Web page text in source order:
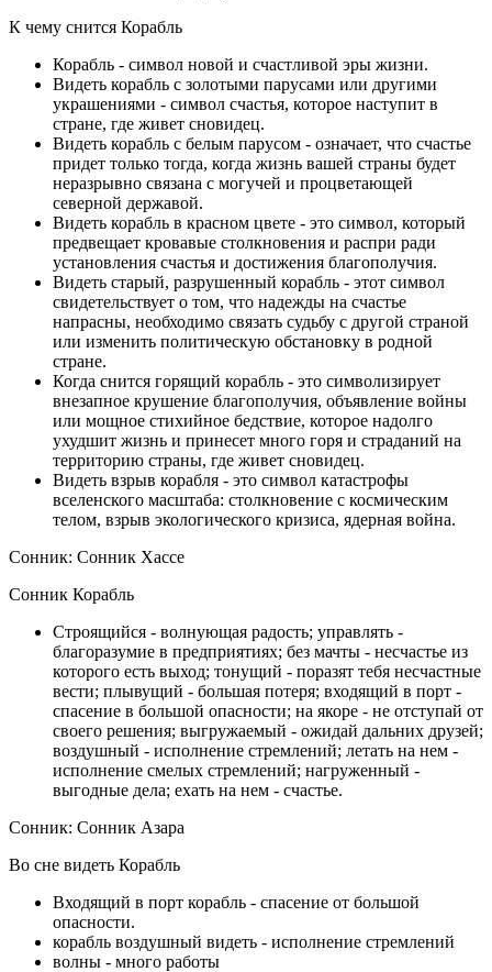
К чему снится Корабль
Корабль - символ новой и счастливой эры жизни.
Видеть корабль с золотыми парусами или другими
украшениями - символ счастья, которое наступит в
стране, где живет сновидец.
Видеть корабль с белым парусом - означает, что счастье
придет только тогда, когда жизнь вашей страны будет
неразрывно связана с могучей и процветающей
северной державой.
Видеть корабль в красном цвете - это символ, который
предвещает кровавые столкновения и распри ради
установления счастья и достижения благополучия.
Видеть старый, разрушенный корабль - этот символ
свидетельствует о том, что надежды на счастье
напрасны, необходимо связать судьбу с другой страной
или изменить политическую обстановку в родной
стране.
Когда снится горящий корабль - это символизирует
внезапное крушение благополучия, объявление войны
или мощное стихийное бедствие, которое надолго
ухудшит жизнь и принесет много горя и страданий на
территорию страны, где живет сновидец.
Видеть взрыв корабля - это символ катастрофы
вселенского масштаба: столкновение с космическим
телом, взрыв экологического кризиса, ядерная война.
Сонник: Сонник Хассе
Сонник Корабль
Строящийся - волнующая радость; управлять -
благоразумие в предприятиях; без мачты - несчастье из
которого есть выход; тонущий - поразят тебя несчастные
вести; плывущий - большая потеря; входящий в порт -
спасение в большой опасности; на якоре - не отступай от
своего решения; выгружаемый - ожидай дальних друзей;
воздушный - исполнение стремлений; летать на нем -
исполнение смелых стремлений; нагруженный -
выгодные дела; ехать на нем - счастье.
Сонник: Сонник Азара
Во сне видеть Корабль
Входящий в порт корабль - спасение от большой
опасности.
корабль воздушный видеть - исполнение стремлений
волны - много работы